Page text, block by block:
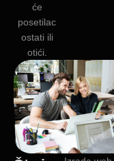
će
posetilac
ostati ili
otići.